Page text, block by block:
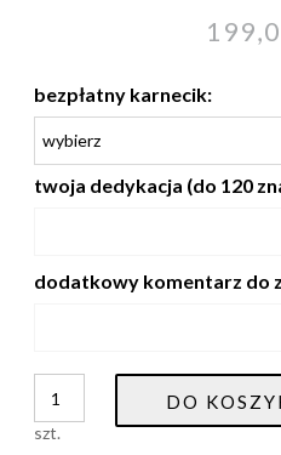
bezpłatny karnecik:
twoja dedykacja (do 120
dodatkowy komentarz do
szt.
DO